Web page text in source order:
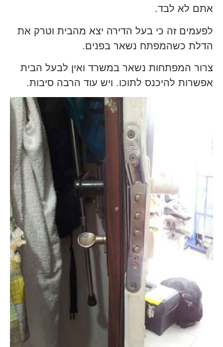
אתם לא לבד.
לפעמים זה כי בעל הדירה יצא מהבית וטרק את
הדלת כשהמפתח נשאר בפנים.
צרור המפתחות נשאר במשרד ואין לבעל הבית
אפשרות להיכנס לתוכו. ויש עוד הרבה סיבות.